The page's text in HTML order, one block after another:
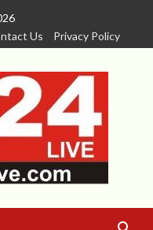
Us Privacy Policy